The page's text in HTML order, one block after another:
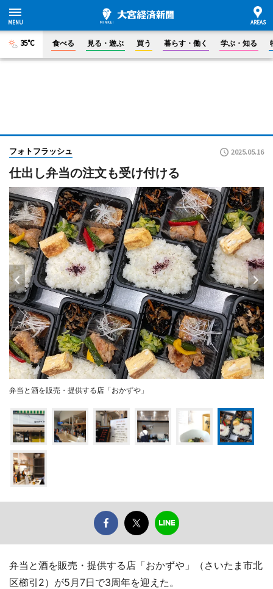
35°C 食べる 見る・遊ぶ 買う 暮らす・働く 学ぶ・知る
フォトフラッシュ 2025.05.16
仕出し弁当の注文も受け付ける
弁当と酒を販売・提供する店「おかずや」
弁当と酒を販売・提供する店「おかずや」（さいたま市北
区櫛引2）が5月7日で3周年を迎えた。